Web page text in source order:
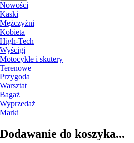
Nowości
Kaski
Mężczyźni
Kobieta
High-Tech
Wyścigi
Motocykle i skutery
Terenowe
Przygoda
Warsztat
Bagaż
Wyprzedaż
Marki
Dodawanie do koszyka...